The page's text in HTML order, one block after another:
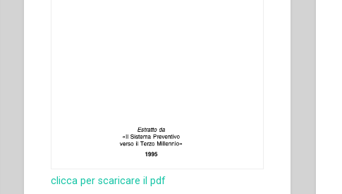
clicca per scaricare il pdf